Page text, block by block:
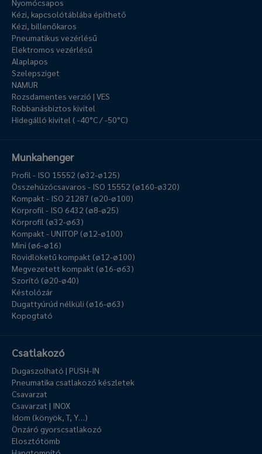
Nyomócsapos
Kézi, kapcsolótáblába építhető
Kézi, billenőkaros
Pneumatikus vezérlésű
Elektromos vezérlésű
Alaplapos
Szelepsziget
NAMUR
Rozsdamentes verzió | VES
Robbanásbiztos kivitel
Hidegálló kivitel ( -40°C / -50°C)
Munkahenger
Profil - ISO 15552 (ø32-ø125)
Összehúzócsavaros - ISO 15552 (ø160-ø320)
Kompakt - ISO 21287 (ø20-ø100)
Körprofil - ISO 6432 (ø8-ø25)
Körprofil (ø32-ø63)
Kompakt - UNITOP (ø12-ø100)
Mini (ø6-ø16)
Rövidlöketű kompakt (ø12-ø100)
Megvezetett kompakt (ø16-ø63)
Szorító (ø20-ø40)
Késtolózár
Dugattyúrúd nélküli (ø16-ø63)
Kopogtató
Csatlakozó
Dugaszolható | PUSH-IN
Pneumatika csatlakozó készletek
Csavarzat
Csavarzat | INOX
Idom (könyök, T, Y…)
Önzáró gyorscsatlakozó
Elosztótömb